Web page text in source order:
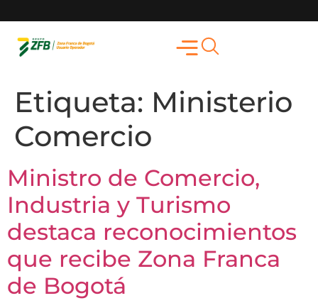
Etiqueta: Ministerio
Comercio
Ministro de Comercio,
Industria y Turismo
destaca reconocimientos
que recibe Zona Franca
de Bogotá